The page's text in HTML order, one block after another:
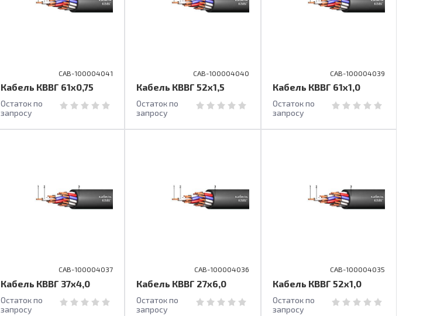
CAB-100004041
Кабель КВВГ 61х0,75
Остаток по
запросу
CAB-100004040
Кабель КВВГ 52х1,5
Остаток по
запросу
CAB-100004039
Кабель КВВГ 61х1,0
Остаток по
запросу
CAB-100004037
Кабель КВВГ 37х4,0
Остаток по
запросу
CAB-100004036
Кабель КВВГ 27х6,0
Остаток по
запросу
CAB-100004035
Кабель КВВГ 52х1,0
Остаток по
запросу